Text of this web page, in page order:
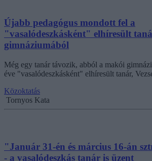
Újabb pedagógus mondott fel a
"vasalódeszkásként" elhíresült
gimnáziumából
Még egy tanár távozik, abból a makói
éve "vasalódeszkásként" elhíresült tanár,
Közoktatás
Tornyos Kata
"Január 31-én és március 16-án
- a vasalódeszkás tanár is üzent